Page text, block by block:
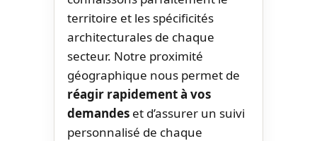
territoire et les spécificités
architecturales de chaque
secteur. Notre proximité
géographique nous permet de
réagir rapidement à vos
demandes et d’assurer un suivi
personnalisé de chaque